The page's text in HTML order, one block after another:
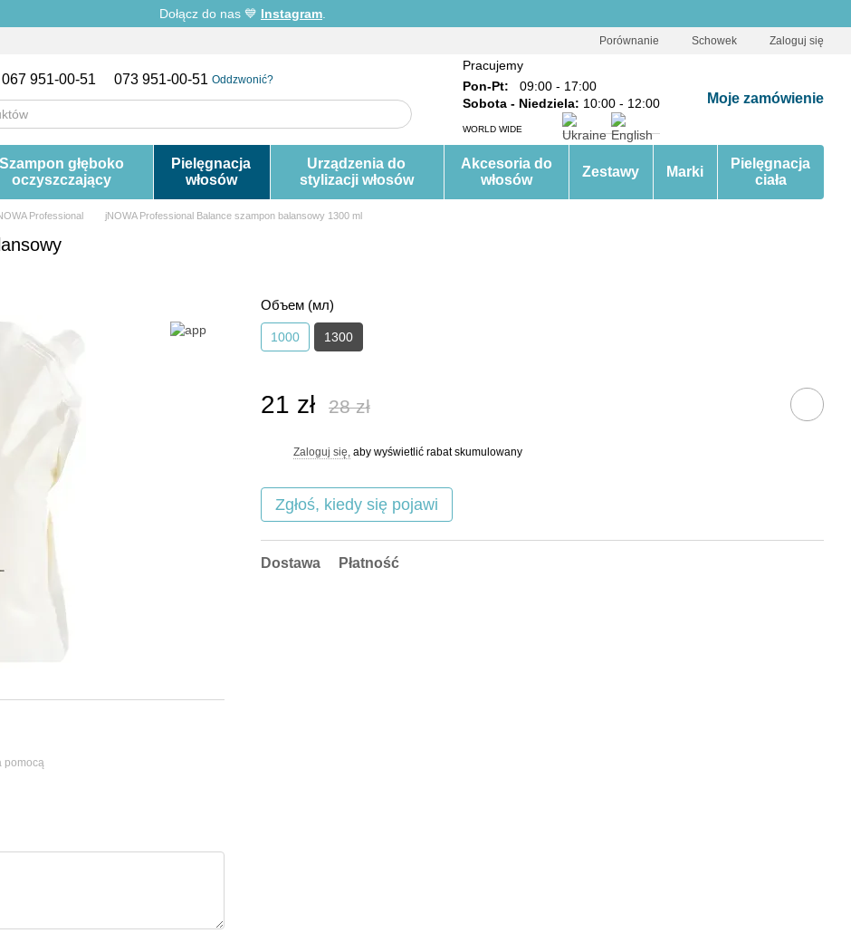
Dołącz do nas 💙 Instagram
Porównanie Schowek Zaloguj się
067 951-00-51 073 951-00-51 Oddzwonić?
Pracujemy
Pon-Pt:
09:00 - 17:00
Sobota - Niedziela: 10:00 - 12:00
WORLD WIDE
Moje zamówienie
Szampon głęboko
oczyszczający
Pielęgnacja
włosów
Urządzenia do
stylizacji włosów
Akcesoria do
włosów
Zestawy Marki
Pielęgnacja
ciała
Professional jNOWA Professional Balance szampon balansowy 1300 ml
pomocą
Объем (мл)
1000 1300
21 zł 28 zł
Zaloguj się, aby wyświetlić rabat skumulowany
Zgłoś, kiedy się pojawi
Dostawa Płatność